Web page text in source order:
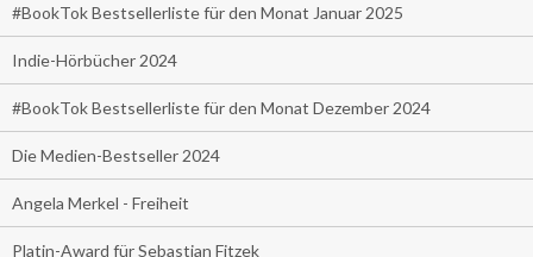
#BookTok Bestsellerliste für den Monat Januar 2025
Indie-Hörbücher 2024
#BookTok Bestsellerliste für den Monat Dezember 2024
Die Medien-Bestseller 2024
Angela Merkel - Freiheit
Platin-Award für Sebastian Fitzek